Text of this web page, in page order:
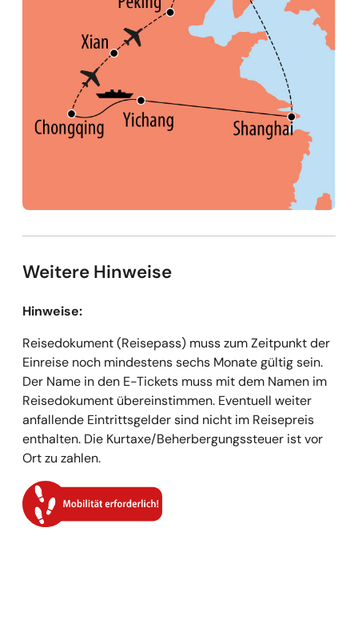
Weitere Hinweise
Hinweise:
Reisedokument (Reisepass) muss zum Zeitpunkt der
Einreise noch mindestens sechs Monate gültig sein.
Der Name in den E-Tickets muss mit dem Namen im
Reisedokument übereinstimmen. Eventuell weiter
anfallende Eintrittsgelder sind nicht im Reisepreis
enthalten. Die Kurtaxe/Beherbergungssteuer ist vor
Ort zu zahlen.